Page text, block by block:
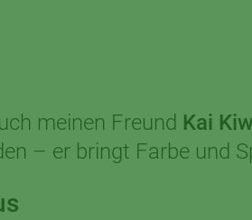
meinen Freund Kai
– er bringt Farbe und